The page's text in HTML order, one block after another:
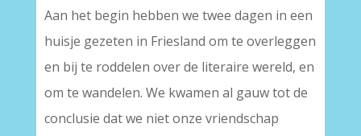
Aan het begin hebben we twee dagen in een
huisje gezeten in Friesland om te overleggen
en bij te roddelen over de literaire wereld, en
om te wandelen. We kwamen al gauw tot de
conclusie dat we niet onze vriendschap